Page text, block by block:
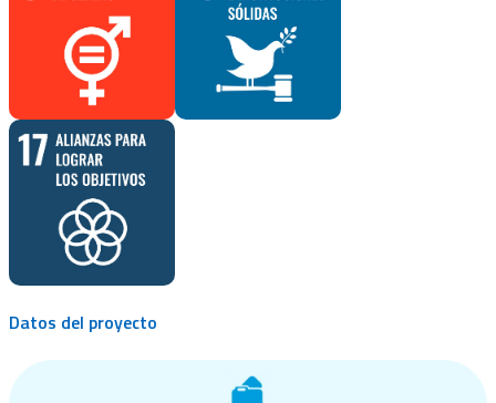
Datos del proyecto